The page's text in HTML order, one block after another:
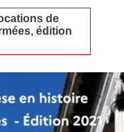
de
édition